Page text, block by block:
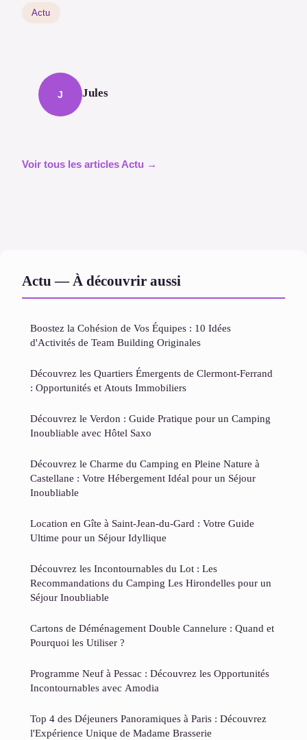
Actu
J Jules
Voir tous les articles Actu →
Actu — À découvrir aussi
Boostez la Cohésion de Vos Équipes : 10 Idées
d'Activités de Team Building Originales
Découvrez les Quartiers Émergents de Clermont-Ferrand
: Opportunités et Atouts Immobiliers
Découvrez le Verdon : Guide Pratique pour un Camping
Inoubliable avec Hôtel Saxo
Découvrez le Charme du Camping en Pleine Nature à
Castellane : Votre Hébergement Idéal pour un Séjour
Inoubliable
Location en Gîte à Saint-Jean-du-Gard : Votre Guide
Ultime pour un Séjour Idyllique
Découvrez les Incontournables du Lot : Les
Recommandations du Camping Les Hirondelles pour un
Séjour Inoubliable
Cartons de Déménagement Double Cannelure : Quand et
Pourquoi les Utiliser ?
Programme Neuf à Pessac : Découvrez les Opportunités
Incontournables avec Amodia
Top 4 des Déjeuners Panoramiques à Paris : Découvrez
l'Expérience Unique de Madame Brasserie